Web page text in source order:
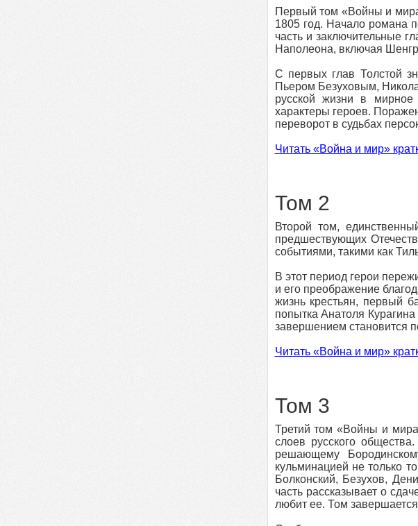
Первый том «Войны и
1805 год. Начало романа
часть и заключительные
Наполеона, включая
С первых глав Толстой
Пьером Безуховым,
русской жизни в
характеры героев.
переворот в судьбах
Читать «Война и мир»
Том 2
Второй том,
предшествующих
событиями, такими как
В этот период герои
и его преображение
жизнь крестьян, первый
попытка Анатоля
завершением становится
Читать «Война и мир»
Том 3
Третий том «Войны и
слоев русского
решающему
кульминацией не только
Болконский, Безухов,
часть рассказывает о
любит ее. Том